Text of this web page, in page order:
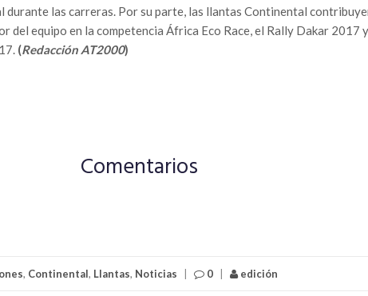
durante las carreras. Por su parte, las llantas Continental
del equipo en la competencia África Eco Race, el Rally Dakar 2017
(Redacción AT2000)
Comentarios
, Continental, Llantas, Noticias 0 edición